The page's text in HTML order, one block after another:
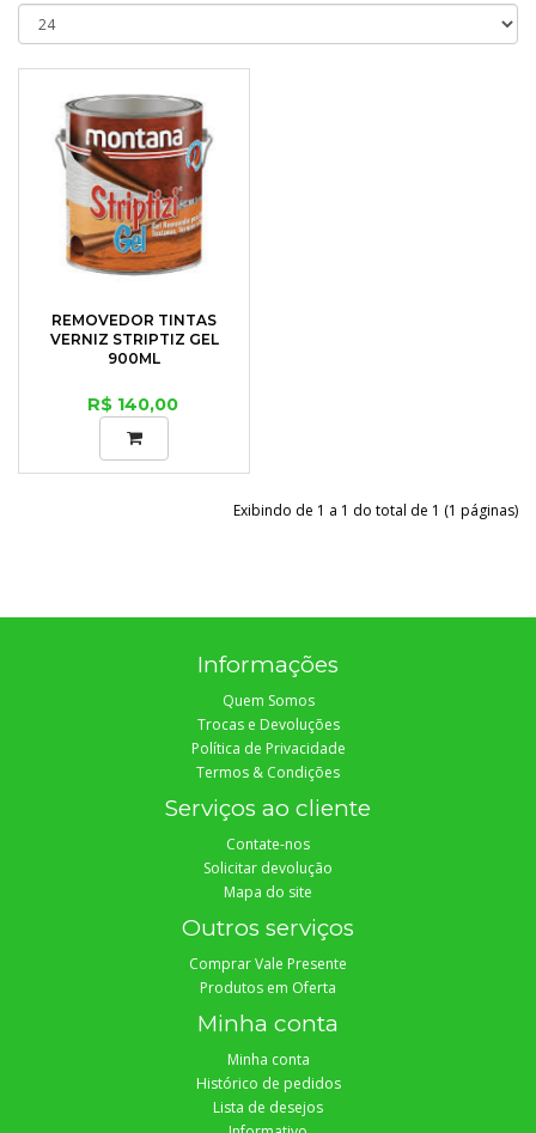
REMOVEDOR TINTAS
VERNIZ STRIPTIZ GEL
900ML
R$ 140,00
Exibindo de 1 a 1 do total de 1 (1 páginas)
Informações
Quem Somos
Trocas e Devoluções
Política de Privacidade
Termos & Condições
Serviços ao cliente
Contate-nos
Solicitar devolução
Mapa do site
Outros serviços
Comprar Vale Presente
Produtos em Oferta
Minha conta
Minha conta
Histórico de pedidos
Lista de desejos